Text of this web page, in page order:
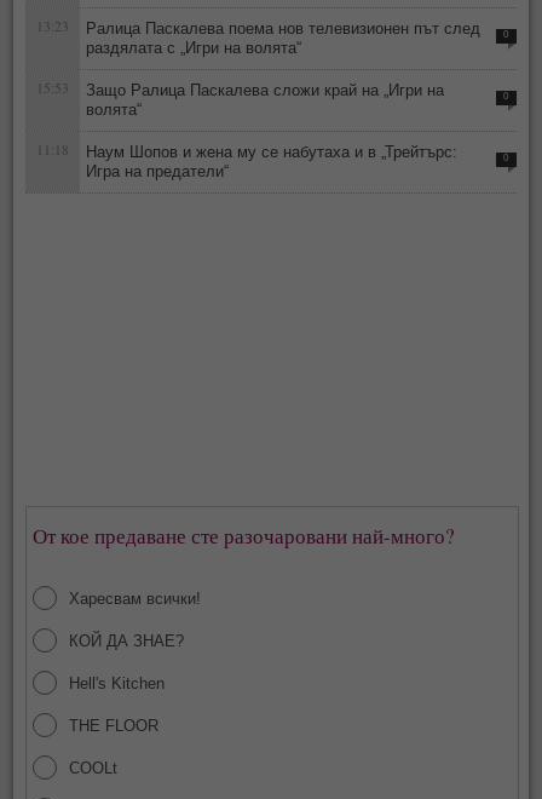
13:23
Ралица Паскалева поема нов телевизионен път след
раздялата с „Игри на волята“
0
15:53
Защо Ралица Паскалева сложи край на „Игри на
волята“
0
11:18
Наум Шопов и жена му се набутаха и в „Трейтърс:
Игра на предатели“
0
От кое предаване сте разочаровани най-много?
Харесвам всички!
КОЙ ДА ЗНАЕ?
Hell's Kitchen
THE FLOOR
COOLt